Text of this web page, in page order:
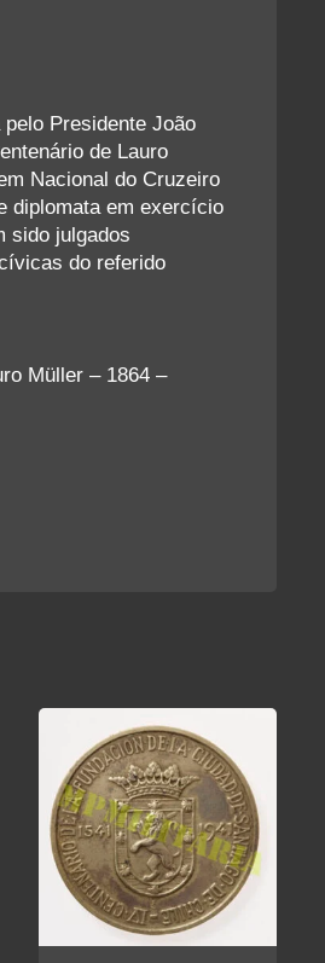
Presidente João
de Lauro
Nacional do Cruzeiro
diplomata em exercício
sido julgados
do referido
Müller – 1864 –